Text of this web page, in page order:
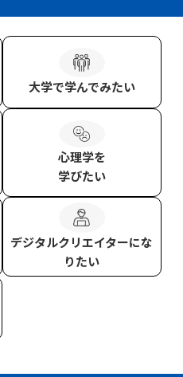
大学で学んでみたい
心理学を
学びたい
デジタルクリエイターにな
りたい